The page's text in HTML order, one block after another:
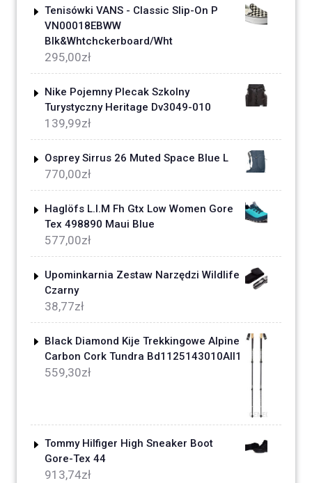
Tenisówki VANS - Classic Slip-On P
VN00018EBWW
Blk&Whtchckerboard/Wht
295,00zł
Nike Pojemny Plecak Szkolny
Turystyczny Heritage Dv3049-010
139,99zł
Osprey Sirrus 26 Muted Space Blue L
770,00zł
Haglöfs L.I.M Fh Gtx Low Women Gore
Tex 498890 Maui Blue
577,00zł
Upominkarnia Zestaw Narzędzi Wildlife
Czarny
38,77zł
Black Diamond Kije Trekkingowe Alpine
Carbon Cork Tundra Bd1125143010All1
559,30zł
Tommy Hilfiger High Sneaker Boot
Gore-Tex 44
913,74zł